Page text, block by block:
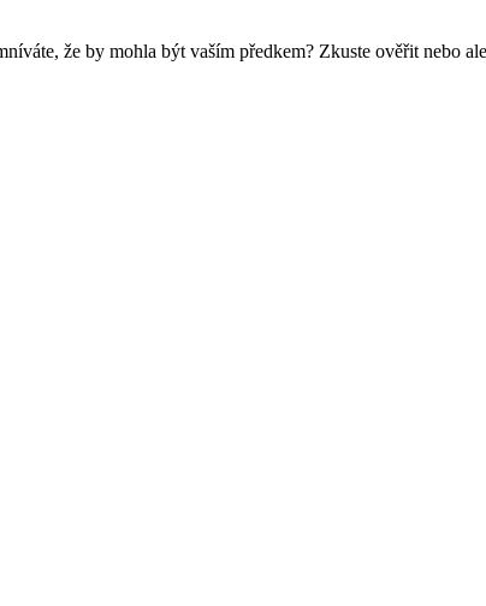
že by mohla být vaším předkem? Zkuste ověřit nebo